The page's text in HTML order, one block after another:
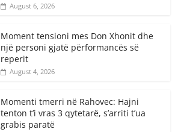
August 6, 2026
Moment tensioni mes Don Xhonit dhe
një personi gjatë përformancës së
reperit
August 4, 2026
Momenti tmerri në Rahovec: Hajni
tenton t’i vras 3 qytetarë, s’arriti t’ua
grabis paratë